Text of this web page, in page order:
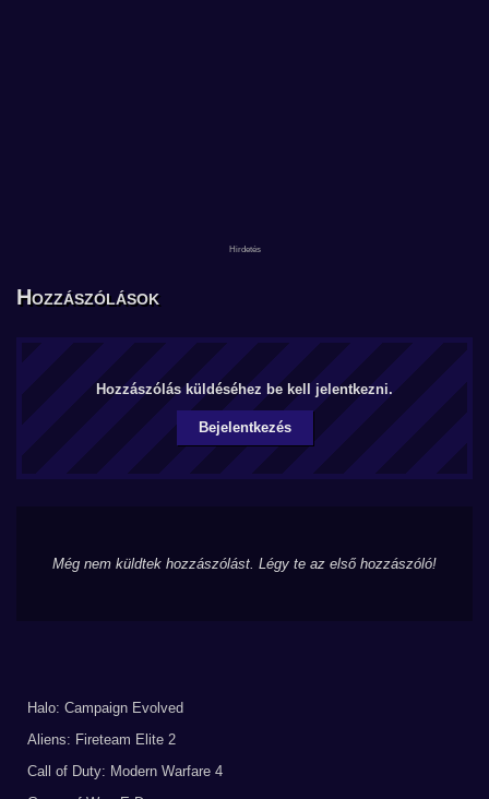
Hozzászólások
Hozzászólás küldéséhez be kell jelentkezni.
Bejelentkezés
Még nem küldtek hozzászólást. Légy te az első hozzászóló!
Halo: Campaign Evolved
Aliens: Fireteam Elite 2
Call of Duty: Modern Warfare 4